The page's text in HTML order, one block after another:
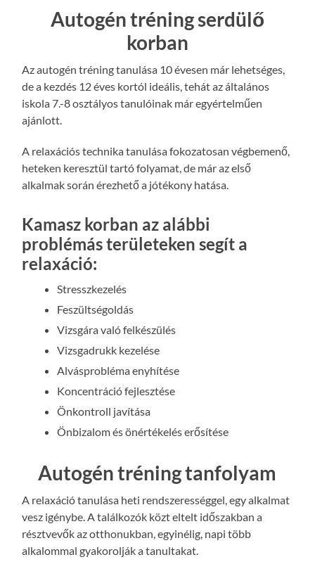
Autogén tréning serdülő
korban
Az autogén tréning tanulása 10 évesen már lehetséges,
de a kezdés 12 éves kortól ideális, tehát az általános
iskola 7.-8 osztályos tanulóinak már egyértelműen
ajánlott.
A relaxációs technika tanulása fokozatosan végbemenő,
heteken keresztül tartó folyamat, de már az első
alkalmak során érezhető a jótékony hatása.
Kamasz korban az alábbi
problémás területeken segít a
relaxáció:
Stresszkezelés
Feszültségoldás
Vizsgára való felkészülés
Vizsgadrukk kezelése
Alvásprobléma enyhítése
Koncentráció fejlesztése
Önkontroll javítása
Önbizalom és önértékelés erősítése
Autogén tréning tanfolyam
A relaxáció tanulása heti rendszerességgel, egy alkalmat
vesz igénybe. A találkozók közt eltelt időszakban a
résztvevők az otthonukban, egyinélig, napi több
alkalommal gyakorolják a tanultakat.